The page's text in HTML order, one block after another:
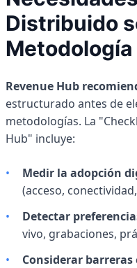
Distribuido
Metodología
Revenue Hub
estructurado antes de
metodologías. La
Hub" incluye:
• Medir la adopción
(acceso,
•
Detectar
vivo, grabaciones,
•
Considerar